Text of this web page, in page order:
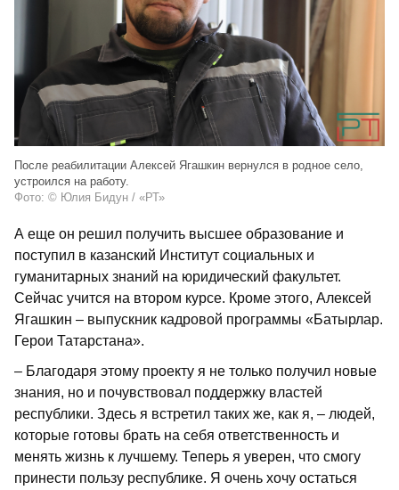
После реабилитации Алексей Ягашкин вернулся в родное село,
устроился на работу.
Фото: © Юлия Бидун / «РТ»
А еще он решил получить высшее образование и
поступил в казанский Институт социальных и
гуманитарных знаний на юридический факультет.
Сейчас учится на втором курсе. Кроме этого, Алексей
Ягашкин – выпускник кадровой программы «Батырлар.
Герои Татарстана».
– Благодаря этому проекту я не только получил новые
знания, но и почувствовал поддержку властей
республики. Здесь я встретил таких же, как я, – людей,
которые готовы брать на себя ответственность и
менять жизнь к лучшему. Теперь я уверен, что смогу
принести пользу республике. Я очень хочу остаться